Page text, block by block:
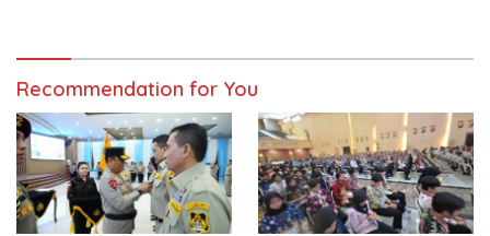
Recommendation for You